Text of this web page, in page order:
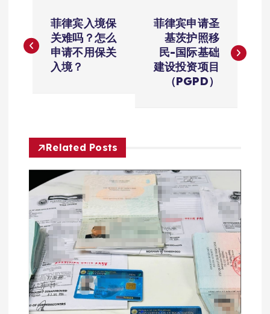
章
菲律宾入境保
关难吗？怎么
申请不用保关
入境？
菲律宾申请圣
基茨护照移
民-国际基础
建设投资项目
（PGPD）
Related Posts